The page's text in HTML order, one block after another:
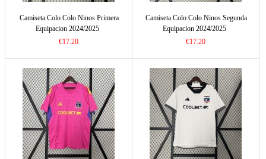
Camiseta Colo Colo Ninos Primera
Equipacion 2024/2025
€17.20
Camiseta Colo Colo Ninos Segunda
Equipacion 2024/2025
€17.20